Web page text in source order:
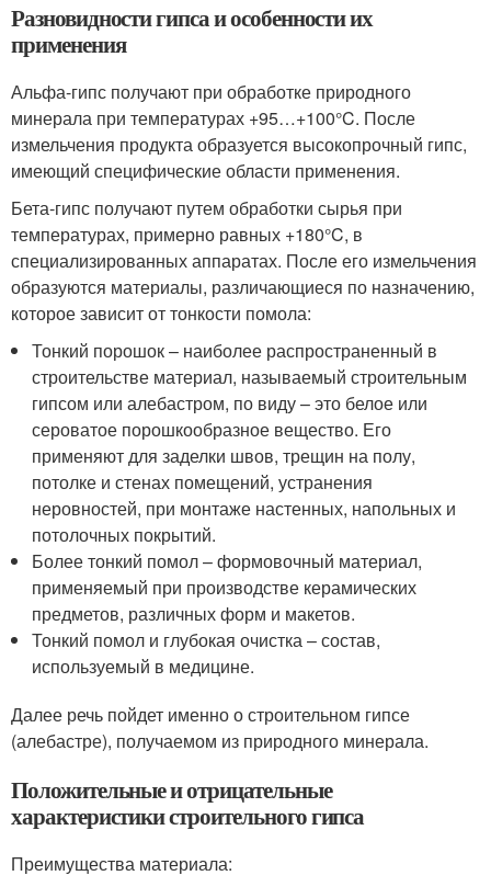
Разновидности гипса и особенности их
применения
Альфа-гипс получают при обработке природного
минерала при температурах +95…+100°C. После
измельчения продукта образуется высокопрочный гипс,
имеющий специфические области применения.
Бета-гипс получают путем обработки сырья при
температурах, примерно равных +180°C, в
специализированных аппаратах. После его измельчения
образуются материалы, различающиеся по назначению,
которое зависит от тонкости помола:
Тонкий порошок – наиболее распространенный в
строительстве материал, называемый строительным
гипсом или алебастром, по виду – это белое или
сероватое порошкообразное вещество. Его
применяют для заделки швов, трещин на полу,
потолке и стенах помещений, устранения
неровностей, при монтаже настенных, напольных и
потолочных покрытий.
Более тонкий помол – формовочный материал,
применяемый при производстве керамических
предметов, различных форм и макетов.
Тонкий помол и глубокая очистка – состав,
используемый в медицине.
Далее речь пойдет именно о строительном гипсе
(алебастре), получаемом из природного минерала.
Положительные и отрицательные
характеристики строительного гипса
Преимущества материала: